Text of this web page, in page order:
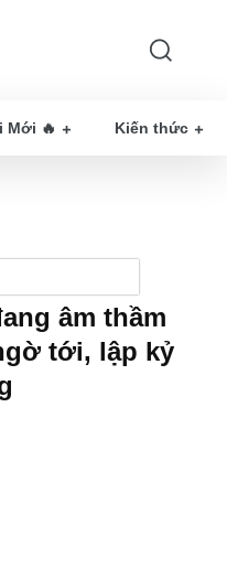
Mới 🔥 Kiến thức
âm thầm
tới, lập kỷ